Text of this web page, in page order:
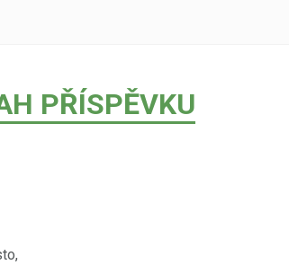
PŘÍSPĚVKU